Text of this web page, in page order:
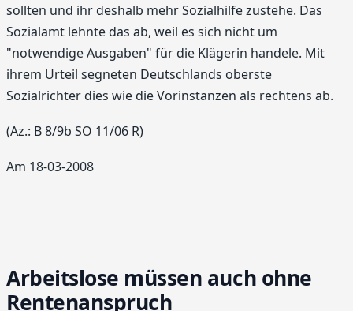
sollten und ihr deshalb mehr Sozialhilfe zustehe. Das
Sozialamt lehnte das ab, weil es sich nicht um
"notwendige Ausgaben" für die Klägerin handele. Mit
ihrem Urteil segneten Deutschlands oberste
Sozialrichter dies wie die Vorinstanzen als rechtens ab.
(Az.: B 8/9b SO 11/06 R)
Am 18-03-2008
Arbeitslose müssen auch ohne
Rentenanspruch